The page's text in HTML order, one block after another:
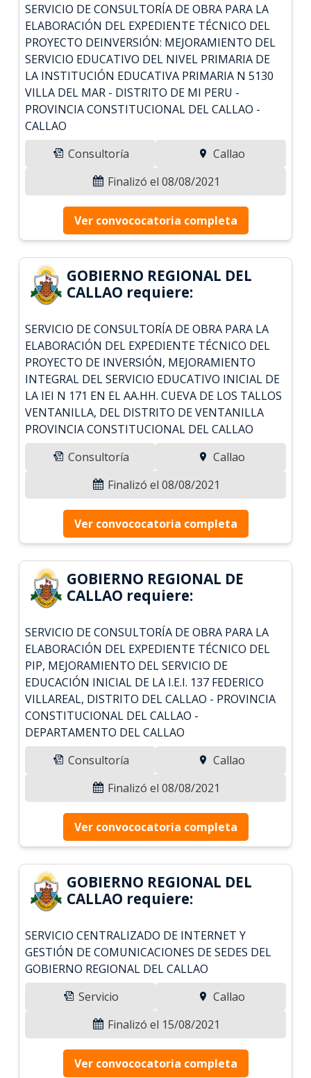
SERVICIO DE CONSULTORÍA DE OBRA PARA LA
ELABORACIÓN DEL EXPEDIENTE TÉCNICO DEL
PROYECTO DEINVERSIÓN: MEJORAMIENTO DEL
SERVICIO EDUCATIVO DEL NIVEL PRIMARIA DE
LA INSTITUCIÓN EDUCATIVA PRIMARIA N 5130
VILLA DEL MAR - DISTRITO DE MI PERU -
PROVINCIA CONSTITUCIONAL DEL CALLAO -
CALLAO
Consultoría
Callao
Finalizó el 08/08/2021
Ver convococatoria completa
GOBIERNO REGIONAL DEL
CALLAO requiere:
SERVICIO DE CONSULTORÍA DE OBRA PARA LA
ELABORACIÓN DEL EXPEDIENTE TÉCNICO DEL
PROYECTO DE INVERSIÓN, MEJORAMIENTO
INTEGRAL DEL SERVICIO EDUCATIVO INICIAL DE
LA IEI N 171 EN EL AA.HH. CUEVA DE LOS TALLOS
VENTANILLA, DEL DISTRITO DE VENTANILLA
PROVINCIA CONSTITUCIONAL DEL CALLAO
Consultoría
Callao
Finalizó el 08/08/2021
Ver convococatoria completa
GOBIERNO REGIONAL DE
CALLAO requiere:
SERVICIO DE CONSULTORÍA DE OBRA PARA LA
ELABORACIÓN DEL EXPEDIENTE TÉCNICO DEL
PIP, MEJORAMIENTO DEL SERVICIO DE
EDUCACIÓN INICIAL DE LA I.E.I. 137 FEDERICO
VILLAREAL, DISTRITO DEL CALLAO - PROVINCIA
CONSTITUCIONAL DEL CALLAO -
DEPARTAMENTO DEL CALLAO
Consultoría
Callao
Finalizó el 08/08/2021
Ver convococatoria completa
GOBIERNO REGIONAL DEL
CALLAO requiere:
SERVICIO CENTRALIZADO DE INTERNET Y
GESTIÓN DE COMUNICACIONES DE SEDES DEL
GOBIERNO REGIONAL DEL CALLAO
Servicio
Callao
Finalizó el 15/08/2021
Ver convococatoria completa